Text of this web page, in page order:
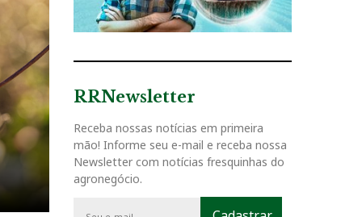
RRNewsletter
Receba nossas notícias em primeira
mão! Informe seu e-mail e receba nossa
Newsletter com notícias fresquinhas do
agronegócio.